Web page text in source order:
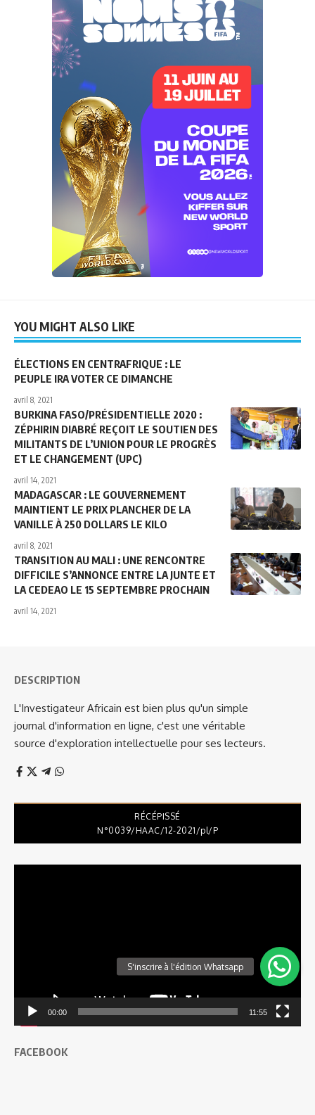
YOU MIGHT ALSO LIKE
ÉLECTIONS EN CENTRAFRIQUE : LE
PEUPLE IRA VOTER CE DIMANCHE
avril 8, 2021
BURKINA FASO/PRÉSIDENTIELLE 2020 :
ZÉPHIRIN DIABRÉ REÇOIT LE SOUTIEN DES
MILITANTS DE L’UNION POUR LE PROGRÈS
ET LE CHANGEMENT (UPC)
avril 14, 2021
MADAGASCAR : LE GOUVERNEMENT
MAINTIENT LE PRIX PLANCHER DE LA
VANILLE À 250 DOLLARS LE KILO
avril 8, 2021
TRANSITION AU MALI : UNE RENCONTRE
DIFFICILE S’ANNONCE ENTRE LA JUNTE ET
LA CEDEAO LE 15 SEPTEMBRE PROCHAIN
avril 14, 2021
DESCRIPTION
L'Investigateur Africain est bien plus qu'un simple
journal d'information en ligne, c'est une véritable
source d'exploration intellectuelle pour ses lecteurs.
RÉCÉPISSÉ
N°0039/HAAC/12-2021/pl/P
00:00 11:55
FACEBOOK